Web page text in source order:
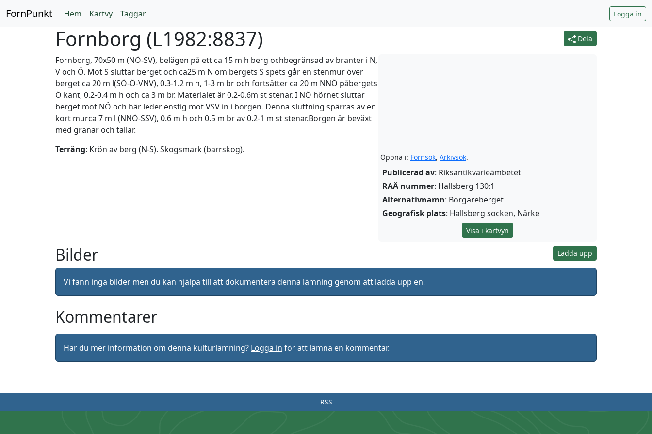
FornPunkt Hem Kartvy Taggar Logga in
Dela
Fornborg (L1982:8837)
Öppna i: Fornsök, Arkivsök.
Publicerad av: Riksantikvarieämbetet
RAÄ nummer: Hallsberg 130:1
Alternativnamn: Borgareberget
Geografisk plats: Hallsberg socken, Närke
Visa i kartvyn
Fornborg, 70x50 m (NÖ-SV), belägen på ett ca 15 m h berg ochbegränsad av branter i N,
V och Ö. Mot S sluttar berget och ca25 m N om bergets S spets går en stenmur över
berget ca 20 m l(SÖ-Ö-VNV), 0.3-1.2 m h, 1-3 m br och fortsätter ca 20 m NNÖ påbergets
Ö kant, 0.2-0.4 m h och ca 3 m br. Materialet är 0.2-0.6m st stenar. I NÖ hörnet sluttar
berget mot NÖ och här leder enstig mot VSV in i borgen. Denna sluttning spärras av en
kort murca 7 m l (NNÖ-SSV), 0.6 m h och 0.5 m br av 0.2-1 m st stenar.Borgen är beväxt
med granar och tallar.
Terräng: Krön av berg (N-S). Skogsmark (barrskog).
Ladda upp
Bilder
Vi fann inga bilder men du kan hjälpa till att dokumentera denna lämning genom att ladda upp en.
Kommentarer
Har du mer information om denna kulturlämning? Logga in för att lämna en kommentar.
RSS